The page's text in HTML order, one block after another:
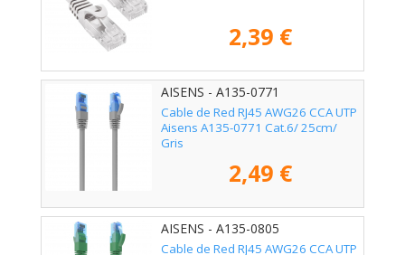
2,39 €
AISENS - A135-0771
Cable de Red RJ45 AWG26 CCA UTP
Aisens A135-0771 Cat.6/ 25cm/
Gris
2,49 €
AISENS - A135-0805
Cable de Red RJ45 AWG26 CCA UTP